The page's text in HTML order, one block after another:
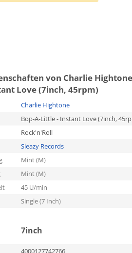
von Charlie
Love (7inch, 45rpm)
Charlie Hightone
Bop-A-Little - Instant Love (7inch,
Rock'n'Roll
Sleazy Records
Mint (M)
Mint (M)
45 U/min
Single (7 Inch)
7inch
4000127742766